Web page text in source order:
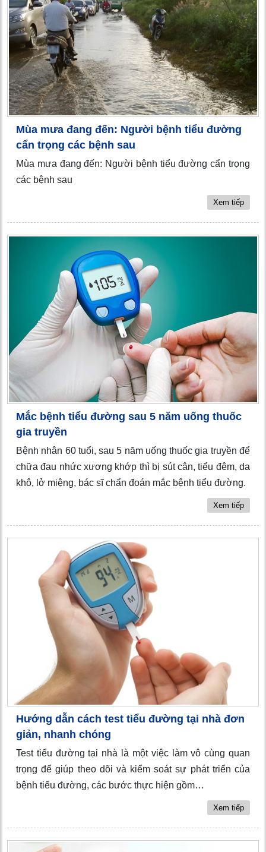
Mùa mưa đang đến: Người bệnh tiểu đường
cẩn trọng các bệnh sau
Mùa mưa đang đến: Người bệnh tiểu đường cẩn trọng
các bệnh sau
Xem tiếp
Mắc bệnh tiểu đường sau 5 năm uống thuốc
gia truyền
Bệnh nhân 60 tuổi, sau 5 năm uống thuốc gia truyền để
chữa đau nhức xương khớp thì bị sút cân, tiểu đêm, da
khô, lở miệng, bác sĩ chẩn đoán mắc bệnh tiểu đường.
Xem tiếp
Hướng dẫn cách test tiểu đường tại nhà đơn
giản, nhanh chóng
Test tiểu đường tại nhà là một việc làm vô cùng quan
trọng để giúp theo dõi và kiểm soát sự phát triển của
bệnh tiểu đường, các bước thực hiện gồm…
Xem tiếp